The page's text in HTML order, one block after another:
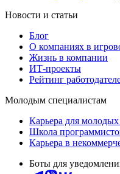
Новости и статьи
Блог
О компаниях в
Жизнь в компании
ИТ-проекты
Рейтинг
Молодым специалистам
Карьера для
Школа
Карьера в
Боты для